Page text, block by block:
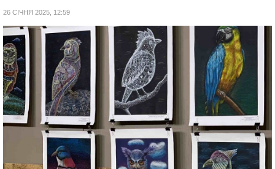
26 СІЧНЯ 2025, 12:59